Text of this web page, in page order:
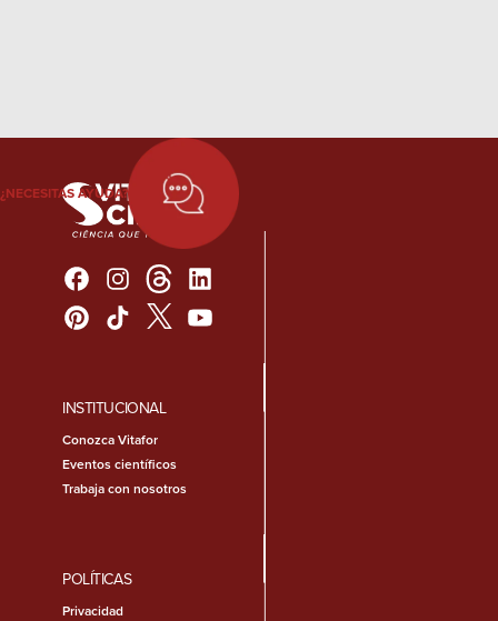
¿NECESITAS AYUDA?
INSTITUCIONAL
Conozca Vitafor
Eventos científicos
Trabaja con nosotros
POLÍTICAS
Privacidad